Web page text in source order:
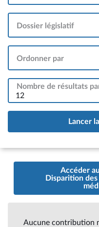
Dossier législatif
Ordonner par
Nombre de résultats
12
Lancer
Accéder
Disparition
Aucune contribution